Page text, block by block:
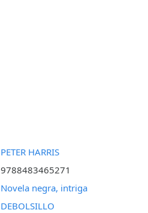
PETER HARRIS
9788483465271
Novela negra, intriga
DEBOLSILLO